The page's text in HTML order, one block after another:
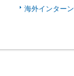
海外インター